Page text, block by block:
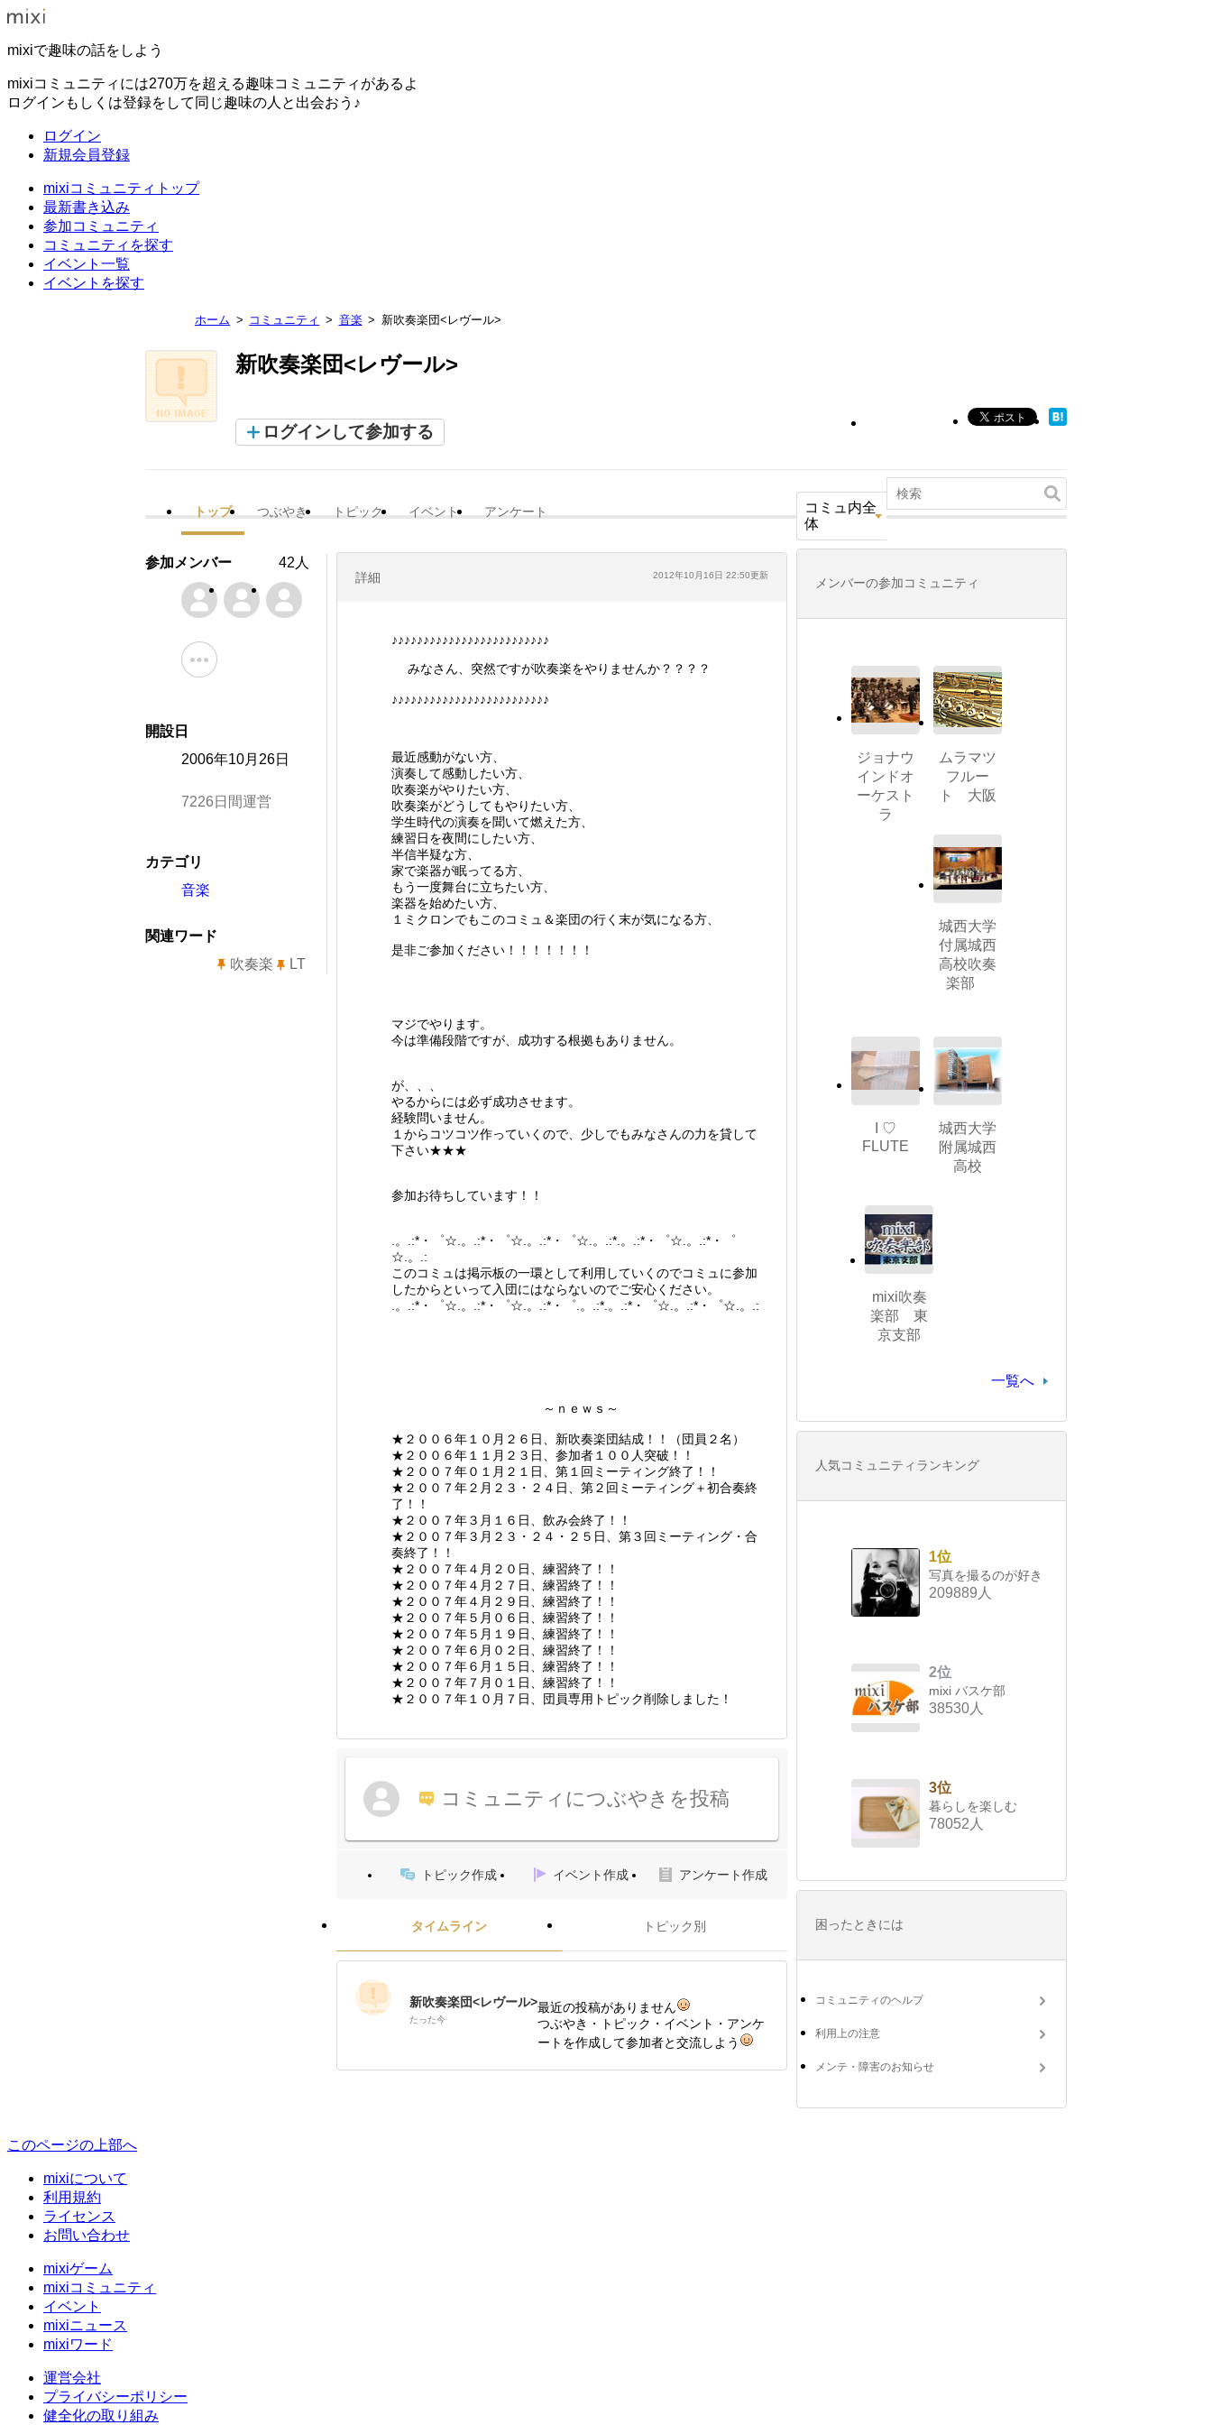
mixiで趣味の話をしよう
mixiコミュニティには270万を超える趣味コミュニティがあるよ
ログインもしくは登録をして同じ趣味の人と出会おう♪
ログイン
新規会員登録
mixiコミュニティトップ
最新書き込み
参加コミュニティ
コミュニティを探す
イベント一覧
イベントを探す
ホーム コミュニティ 音楽 新吹奏楽団<レヴール>
新吹奏楽団<レヴール>
ログインして参加する
トップ つぶやき トピック イベント アンケート
コミュ内全
体
詳細 2012年10月16日 22:50更新
♪♪♪♪♪♪♪♪♪♪♪♪♪♪♪♪♪♪♪♪♪♪♪♪♪
みなさん、突然ですが吹奏楽をやりませんか？？？？
♪♪♪♪♪♪♪♪♪♪♪♪♪♪♪♪♪♪♪♪♪♪♪♪♪
最近感動がない方、
演奏して感動したい方、
吹奏楽がやりたい方、
吹奏楽がどうしてもやりたい方、
学生時代の演奏を聞いて燃えた方、
練習日を夜間にしたい方、
半信半疑な方、
家で楽器が眠ってる方、
もう一度舞台に立ちたい方、
楽器を始めたい方、
１ミクロンでもこのコミュ＆楽団の行く末が気になる方、
是非ご参加ください！！！！！！！
マジでやります。
今は準備段階ですが、成功する根拠もありません。
が、、、
やるからには必ず成功させます。
経験問いません。
１からコツコツ作っていくので、少しでもみなさんの力を貸して
下さい★★★
参加お待ちしています！！
.。.:*・゜☆.。.:*・゜☆.。.:*・゜☆.。.:*.。.:*・゜☆.。.:*・゜
☆.。.:
このコミュは掲示板の一環として利用していくのでコミュに参加
したからといって入団にはならないのでご安心ください。
.。.:*・゜☆.。.:*・゜☆.。.:*・゜.。.:*.。.:*・゜☆.。.:*・゜☆.。.:
～ｎｅｗｓ～
★２００６年１０月２６日、新吹奏楽団結成！！（団員２名）
★２００６年１１月２３日、参加者１００人突破！！
★２００７年０１月２１日、第１回ミーティング終了！！
★２００７年２月２３・２４日、第２回ミーティング＋初合奏終
了！！
★２００７年３月１６日、飲み会終了！！
★２００７年３月２３・２４・２５日、第３回ミーティング・合
奏終了！！
★２００７年４月２０日、練習終了！！
★２００７年４月２７日、練習終了！！
★２００７年４月２９日、練習終了！！
★２００７年５月０６日、練習終了！！
★２００７年５月１９日、練習終了！！
★２００７年６月０２日、練習終了！！
★２００７年６月１５日、練習終了！！
★２００７年７月０１日、練習終了！！
★２００７年１０月７日、団員専用トピック削除しました！
コミュニティにつぶやきを投稿
トピック作成 イベント作成 アンケート作成
タイムライン トピック別
新吹奏楽団<レヴール>
たった今
最近の投稿がありません
つぶやき・トピック・イベント・アンケ
ートを作成して参加者と交流しよう
参加メンバー 42人
開設日
2006年10月26日
7226日間運営
カテゴリ
音楽
関連ワード
吹奏楽
LT
メンバーの参加コミュニティ
ジョナウ
インドオ
ーケスト
ラ
ムラマツ
フルー
ト 大阪
城西大学
付属城西
高校吹奏
楽部
I ♡
FLUTE
城西大学
附属城西
高校
mixi吹奏
楽部 東
京支部
一覧へ
人気コミュニティランキング
1位
写真を撮るのが好き
209889人
2位
mixi バスケ部
38530人
3位
暮らしを楽しむ
78052人
困ったときには
コミュニティのヘルプ
利用上の注意
メンテ・障害のお知らせ
このページの上部へ
mixiについて
利用規約
ライセンス
お問い合わせ
mixiゲーム
mixiコミュニティ
イベント
mixiニュース
mixiワード
運営会社
プライバシーポリシー
健全化の取り組み